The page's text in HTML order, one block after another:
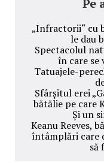
„Infractorii“ cu
le dau
Spectacolul
în care se
Tatuajele-
Sfârșitul erei
bătălie pe care
Și un
Keanu Reeves,
întâmplări care
să